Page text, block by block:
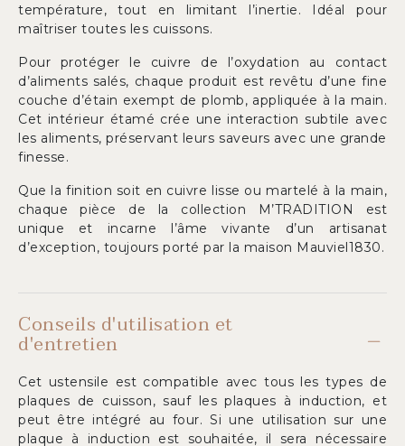
température, tout en limitant l’inertie. Idéal pour
maîtriser toutes les cuissons.
Pour protéger le cuivre de l’oxydation au contact
d’aliments salés, chaque produit est revêtu d’une fine
couche d’étain exempt de plomb, appliquée à la main.
Cet intérieur étamé crée une interaction subtile avec
les aliments, préservant leurs saveurs avec une grande
finesse.
Que la finition soit en cuivre lisse ou martelé à la main,
chaque pièce de la collection M’TRADITION est
unique et incarne l’âme vivante d’un artisanat
d’exception, toujours porté par la maison Mauviel1830.
Conseils d'utilisation et
d'entretien
Cet ustensile est compatible avec tous les types de
plaques de cuisson, sauf les plaques à induction, et
peut être intégré au four. Si une utilisation sur une
plaque à induction est souhaitée, il sera nécessaire